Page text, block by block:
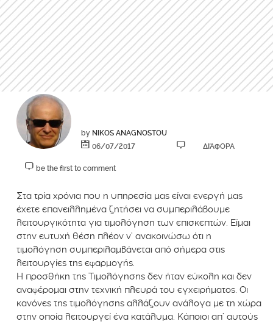
▼
by NIKOS ANAGNOSTOU
06/07/2017
ΔΙΆΦΟΡΑ
be the first to comment
Στα τρία χρόνια που η υπηρεσία μας είναι ενεργή μας
έχετε επανειλλημένα ζητήσει να συμπεριλάβουμε
λειτουργικότητα για τιμολόγηση των επισκεπτών. Είμαι
στην ευτυχή θέση πλέον ν’ ανακοινώσω ότι η
τιμολόγηση συμπεριλαμβάνεται από σήμερα στις
λειτουργίες της εφαρμογής.
Η προσθήκη της Τιμολόγησης δεν ήταν εύκολη και δεν
αναφέρομαι στην τεχνική πλευρά του εγχειρήματος. Οι
κανόνες της τιμολόγησης αλλάζουν ανάλογα με τη χώρα
στην οποία λειτουργεί ένα κατάλυμα. Κάποιοι απ’ αυτούς